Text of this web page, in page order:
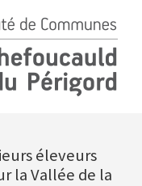
éleveurs
la Vallée de la